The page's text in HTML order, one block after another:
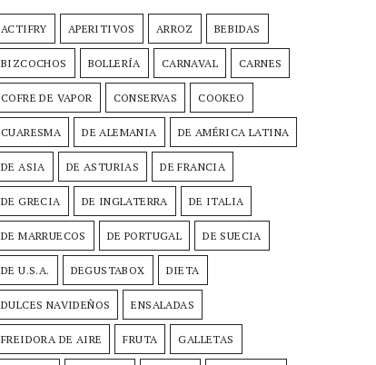
ACTIFRY APERITIVOS ARROZ BEBIDAS
BIZCOCHOS BOLLERÍA CARNAVAL CARNES
COFRE DE VAPOR CONSERVAS COOKEO
CUARESMA DE ALEMANIA DE AMÉRICA LATINA
DE ASIA DE ASTURIAS DE FRANCIA
DE GRECIA DE INGLATERRA DE ITALIA
DE MARRUECOS DE PORTUGAL DE SUECIA
DE U.S.A. DEGUSTABOX DIETA
DULCES NAVIDEÑOS ENSALADAS
FREIDORA DE AIRE FRUTA GALLETAS